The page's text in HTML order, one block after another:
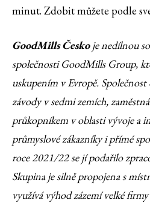
minut. Zdobit můžete podle
GoodMills Českoje nedílnou
společnosti GoodMills Group,
uskupením v Evropě.
závody v sedmi zemích,
průkopníkem v oblasti vývoje a
průmyslové zákazníky i přímé
roce 2021/22 se jí podařilo
Skupina je silně propojena s
využívá výhod zázemí velké